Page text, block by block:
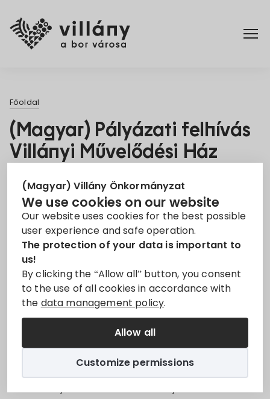
(Magyar) Villány Önkormányzat
We use cookies on our website
Our website uses cookies for the best possible
user experience and safe operation.
The protection of your data is important to
us!
By clicking the “Allow all” button, you consent
to the use of all cookies in accordance with
the data management policy.
Allow all
Customize permissions
Rendelettár
Turizmus
Főoldal
(Magyar) Pályázati felhívás
Villányi Művelődési Ház
Jelentkezési határidő:21. Jun 2021| Munkakör:
Igazgató
Villány Város Önkormányzata pályázatot hirdet
a Villányi Művelődési Ház igazgatói
munkakörének ellátására.
Sorry, this entry is only available in
Feladatok